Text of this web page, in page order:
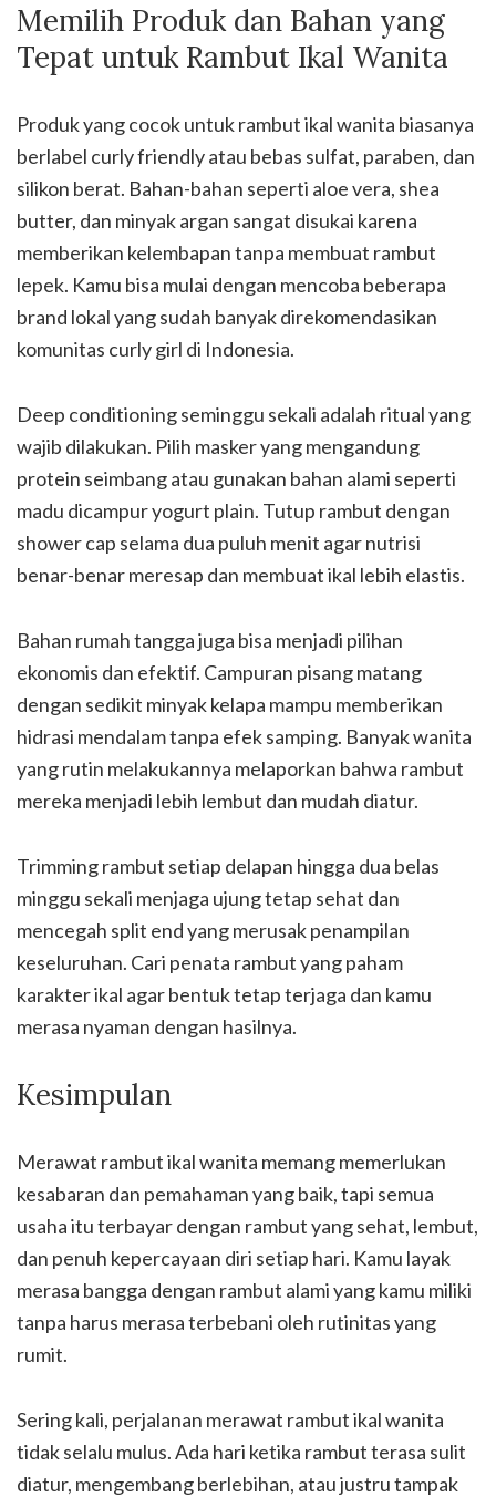
Memilih Produk dan Bahan yang
Tepat untuk Rambut Ikal Wanita
Produk yang cocok untuk rambut ikal wanita biasanya
berlabel curly friendly atau bebas sulfat, paraben, dan
silikon berat. Bahan-bahan seperti aloe vera, shea
butter, dan minyak argan sangat disukai karena
memberikan kelembapan tanpa membuat rambut
lepek. Kamu bisa mulai dengan mencoba beberapa
brand lokal yang sudah banyak direkomendasikan
komunitas curly girl di Indonesia.
Deep conditioning seminggu sekali adalah ritual yang
wajib dilakukan. Pilih masker yang mengandung
protein seimbang atau gunakan bahan alami seperti
madu dicampur yogurt plain. Tutup rambut dengan
shower cap selama dua puluh menit agar nutrisi
benar-benar meresap dan membuat ikal lebih elastis.
Bahan rumah tangga juga bisa menjadi pilihan
ekonomis dan efektif. Campuran pisang matang
dengan sedikit minyak kelapa mampu memberikan
hidrasi mendalam tanpa efek samping. Banyak wanita
yang rutin melakukannya melaporkan bahwa rambut
mereka menjadi lebih lembut dan mudah diatur.
Trimming rambut setiap delapan hingga dua belas
minggu sekali menjaga ujung tetap sehat dan
mencegah split end yang merusak penampilan
keseluruhan. Cari penata rambut yang paham
karakter ikal agar bentuk tetap terjaga dan kamu
merasa nyaman dengan hasilnya.
Kesimpulan
Merawat rambut ikal wanita memang memerlukan
kesabaran dan pemahaman yang baik, tapi semua
usaha itu terbayar dengan rambut yang sehat, lembut,
dan penuh kepercayaan diri setiap hari. Kamu layak
merasa bangga dengan rambut alami yang kamu miliki
tanpa harus merasa terbebani oleh rutinitas yang
rumit.
Sering kali, perjalanan merawat rambut ikal wanita
tidak selalu mulus. Ada hari ketika rambut terasa sulit
diatur, mengembang berlebihan, atau justru tampak